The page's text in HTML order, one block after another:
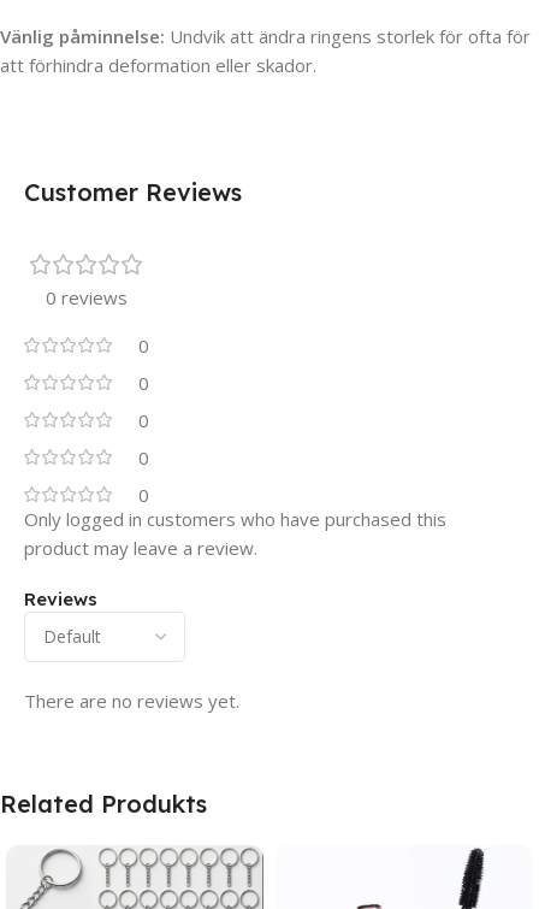
Vänlig påminnelse: Undvik att ändra ringens storlek för ofta för
att förhindra deformation eller skador.
Customer Reviews
0 reviews
0
0
0
0
0
Reviews
There are no reviews yet.
Only logged in customers who have purchased this
product may leave a review.
Related Produkts